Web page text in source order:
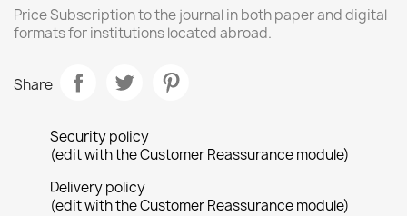
Price Subscription to the journal in both paper and digital
formats for institutions located abroad.
Share
Security policy
(edit with the Customer Reassurance module)
Delivery policy
(edit with the Customer Reassurance module)